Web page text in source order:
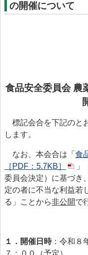
> ワーキンググループ
> 研究課題について
データベース等
> 食品安全情報のデ
> 食品安全委員会に
> 食品安全委員会が
> 食品ハザード情報
ファクトシート（科
の開催について
食品安全委員会 農
標記会合を下記のと
します。
なお、本会合は「 食
［PDF：5.7KB］
委員会決定）に基づき
定の者に不当な利益若
る」ことから非公開で
１．開催日時：令和８
７：００（予定）